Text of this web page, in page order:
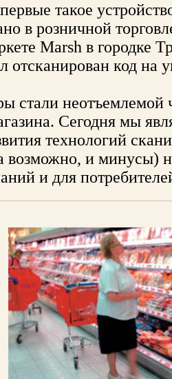
такое
в розничной
Marsh в городке
отсканирован код на
стали неотъемлемой
Сегодня мы
технологий
возможно, и минусы)
и для